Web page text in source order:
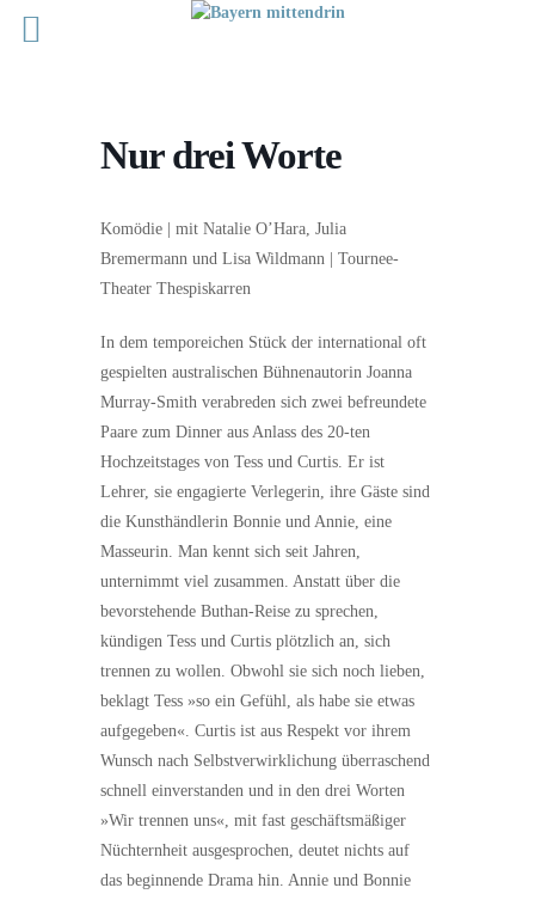
Nur drei Worte
Komödie | mit Natalie O’Hara, Julia
Bremermann und Lisa Wildmann | Tournee-
Theater Thespiskarren
In dem temporeichen Stück der international oft
gespielten australischen Bühnenautorin Joanna
Murray-Smith verabreden sich zwei befreundete
Paare zum Dinner aus Anlass des 20-ten
Hochzeitstages von Tess und Curtis. Er ist
Lehrer, sie engagierte Verlegerin, ihre Gäste sind
die Kunsthändlerin Bonnie und Annie, eine
Masseurin. Man kennt sich seit Jahren,
unternimmt viel zusammen. Anstatt über die
bevorstehende Buthan-Reise zu sprechen,
kündigen Tess und Curtis plötzlich an, sich
trennen zu wollen. Obwohl sie sich noch lieben,
beklagt Tess »so ein Gefühl, als habe sie etwas
aufgegeben«. Curtis ist aus Respekt vor ihrem
Wunsch nach Selbstverwirklichung überraschend
schnell einverstanden und in den drei Worten
»Wir trennen uns«, mit fast geschäftsmäßiger
Nüchternheit ausgesprochen, deutet nichts auf
das beginnende Drama hin. Annie und Bonnie